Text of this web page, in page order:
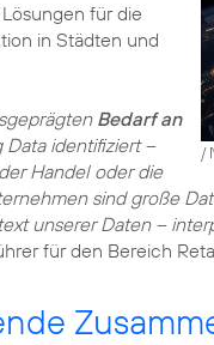
/
für die
in Städten und
Bedarf an
identifiziert –
Handel oder die
sind große
unserer Daten –
für den Bereich